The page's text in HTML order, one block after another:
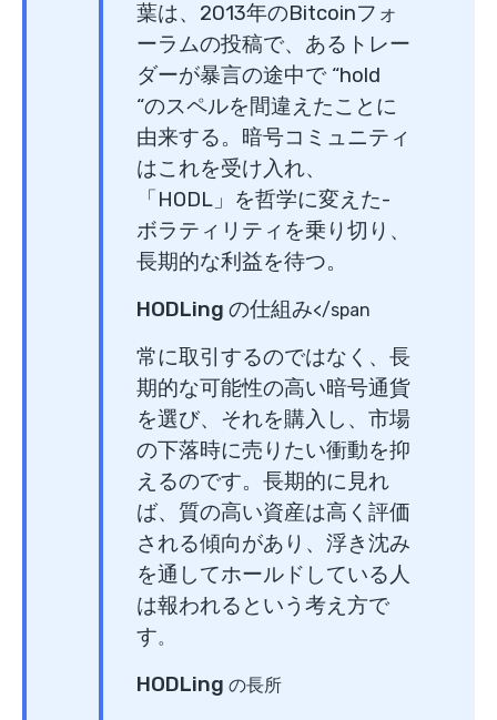
葉は、2013年のBitcoinフォ
ーラムの投稿で、あるトレー
ダーが暴言の途中で “hold
“のスペルを間違えたことに
由来する。暗号コミュニティ
はこれを受け入れ、
「HODL」を哲学に変えた-
ボラティリティを乗り切り、
長期的な利益を待つ。
HODLing の仕組み</span
常に取引するのではなく、長
期的な可能性の高い暗号通貨
を選び、それを購入し、市場
の下落時に売りたい衝動を抑
えるのです。長期的に見れ
ば、質の高い資産は高く評価
される傾向があり、浮き沈み
を通してホールドしている人
は報われるという考え方で
す。
HODLing の長所